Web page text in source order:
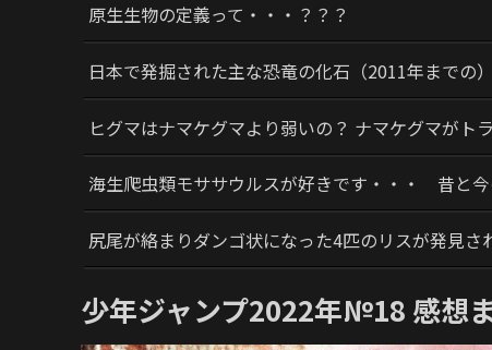
原生生物の定義って・・・？？？
日本で発掘された主な恐竜の化石（2011年までの）
ヒグマはナマケグマより弱いの？ ナマケグマがト
海生爬虫類モササウルスが好きです・・・ 昔と
尻尾が絡まりダンゴ状になった4匹のリスが発見さ
少年ジャンプ2022年№18 感想